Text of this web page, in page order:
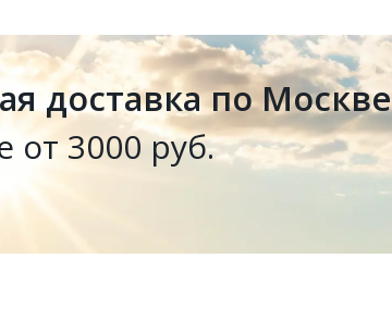
доставка по Москве
от 3000 руб.